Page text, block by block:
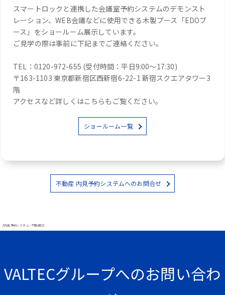
スマートロックと連携した会議室予約システムのデモンスト
レーション、WEB会議などに使用できる木製ブース「EDOブ
ース」をショールーム展示しています。
ご見学の際は事前に下記までご連絡ください。
TEL：0120-972-655 (受付時間：平日9:00～17:30)
〒163-1103 東京都新宿区西新宿6-22-1 新宿スクエアタワー3
階
アクセスなど詳しくはこちらもご覧ください。
ショールーム一覧
不動産 内見予約システムへのお問合せ
#内見予約システム - 不動産DX
VALTECグループへのお問い合わ